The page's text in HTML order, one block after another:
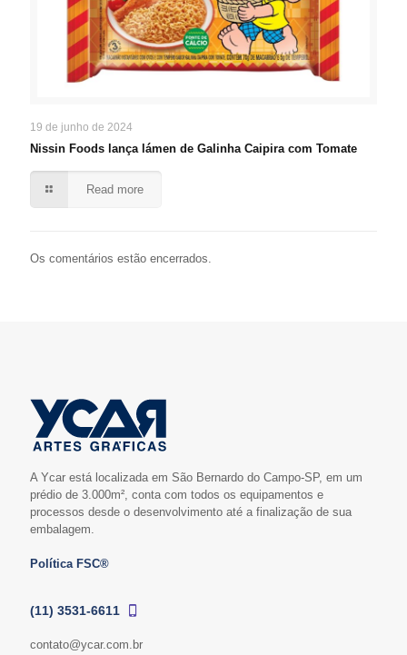
19 de junho de 2024
Nissin Foods lança lámen de Galinha Caipira com Tomate
Read more
Os comentários estão encerrados.
A Ycar está localizada em São Bernardo do Campo-SP, em um
prédio de 3.000m², conta com todos os equipamentos e
processos desde o desenvolvimento até a finalização de sua
embalagem.
Política FSC®
(11) 3531-6611
contato@ycar.com.br